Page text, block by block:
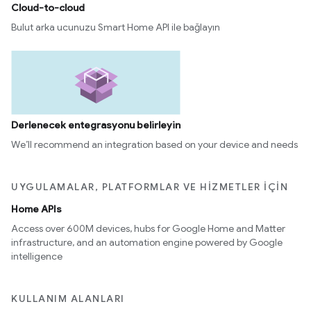
Cloud-to-cloud
Bulut arka ucunuzu Smart Home API ile bağlayın
Derlenecek entegrasyonu belirleyin
We’ll recommend an integration based on your device and needs
UYGULAMALAR, PLATFORMLAR VE HIZMETLER IÇIN
Home APIs
Access over 600M devices, hubs for Google Home and Matter
infrastructure, and an automation engine powered by Google
intelligence
KULLANIM ALANLARI